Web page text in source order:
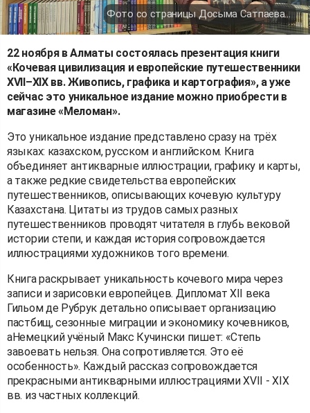
Фото со страницы Досыма Сатпаева (Facebook)
22 ноября в Алматы состоялась презентация книги
«Кочевая цивилизация и европейские путешественники
XVII–XIX вв. Живопись, графика и картография», а уже
сейчас это уникальное издание можно приобрести в
магазине «Меломан».
Это уникальное издание представлено сразу на трёх
языках: казахском, русском и английском. Книга
объединяет антикварные иллюстрации, графику и карты,
а также редкие свидетельства европейских
путешественников, описывающих кочевую культуру
Казахстана. Цитаты из трудов самых разных
путешественников проводят читателя в глубь вековой
истории степи, и каждая история сопровождается
иллюстрациями художников того времени.
Книга раскрывает уникальность кочевого мира через
записи и зарисовки европейцев. Дипломат XII века
Гильом де Рубрук детально описывает организацию
пастбищ, сезонные миграции и экономику кочевников,
аНемецкий учёный Макс Кучински пишет: «Степь
завоевать нельзя. Она сопротивляется. Это её
особенность». Каждый рассказ сопровождается
прекрасными антикварными иллюстрациями XVII - XIX
вв. из частных коллекций.